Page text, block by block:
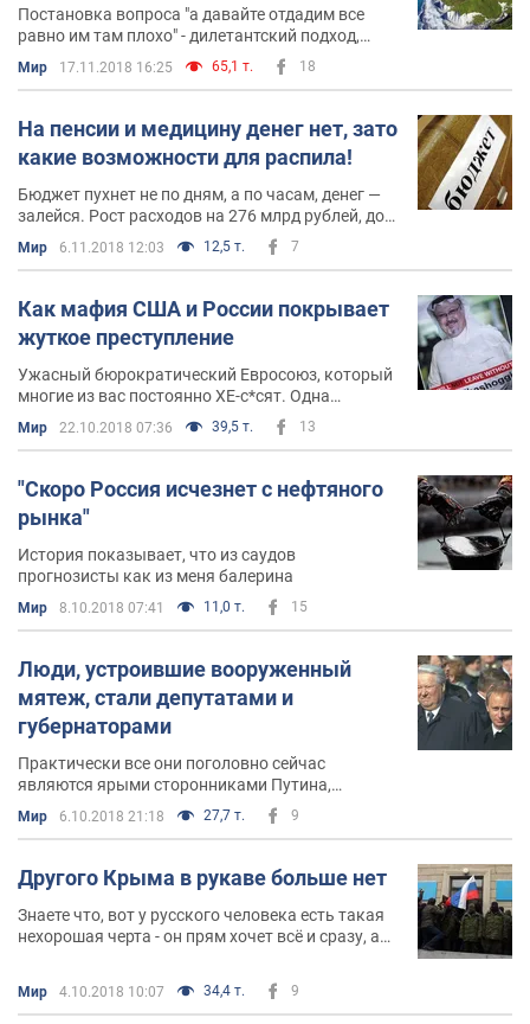
Постановка вопроса "а давайте отдадим все
равно им там плохо" - дилетантский подход,
потому что распечатывание международных
границ - это открытие опаснейшего ящика
Мир 17.11.2018 16:25 65,1 т. 18
На пенсии и медицину денег нет, зато
какие возможности для распила!
Бюджет пухнет не по дням, а по часам, денег —
залейся. Рост расходов на 276 млрд рублей, до
рекордных в истории 2,6 трлн.
Мир 6.11.2018 12:03 12,5 т. 7
Как мафия США и России покрывает
жуткое преступление
Ужасный бюрократический Евросоюз, который
многие из вас постоянно ХЕ-с*сят. Одна
надежда осталась на Европу
Мир 22.10.2018 07:36 39,5 т. 13
"Скоро Россия исчезнет с нефтяного
рынка"
История показывает, что из саудов
прогнозисты как из меня балерина
Мир 8.10.2018 07:41 11,0 т. 15
Люди, устроившие вооруженный
мятеж, стали депутатами и
губернаторами
Практически все они поголовно сейчас
являются ярыми сторонниками Путина,
империализма, "новороссии" и прочего дерьма
Мир 6.10.2018 21:18 27,7 т. 9
Другого Крыма в рукаве больше нет
Знаете что, вот у русского человека есть такая
нехорошая черта - он прям хочет всё и сразу, а
Мир 4.10.2018 10:07 34,4 т. 9